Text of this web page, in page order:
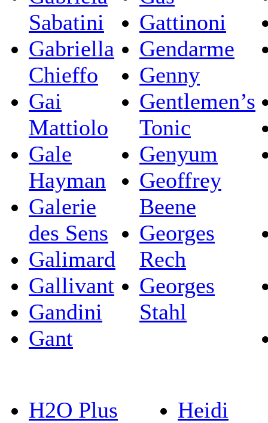
Sabatini
Gabriella
Chieffo
Gai
Mattiolo
Gale
Hayman
Galerie
des Sens
Galimard
Gallivant
Gandini
Gant
Gattinoni
Gendarme
Genny
Gentlemen’s
Tonic
Genyum
Geoffrey
Beene
Georges
Rech
Georges
Stahl
H2O Plus
Heidi